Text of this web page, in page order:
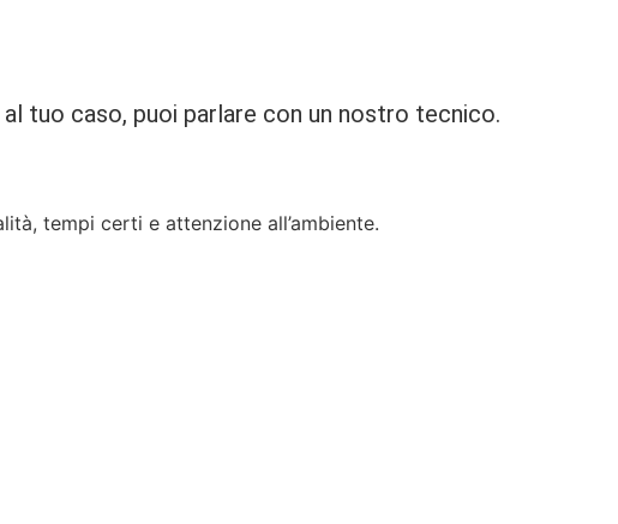
tuo caso, puoi parlare con un nostro tecnico.
tempi certi e attenzione all’ambiente.